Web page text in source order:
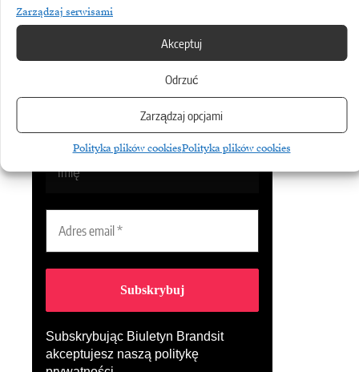
Zarządzaj serwisami
Akceptuj
Odrzuć
Zarządzaj opcjami
Polityka plików cookiesPolityka plików cookies
Udostępnij
Biuletyn
Dołącz do najlepszego biuletynu w
branży ICT!
Subskrybując Biuletyn Brandsit
akceptujesz naszą politykę